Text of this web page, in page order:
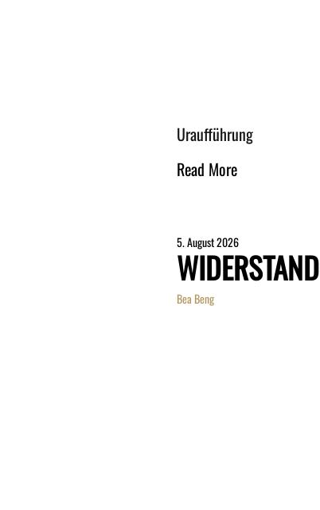
Uraufführung
Read More
5. August 2026
WIDERSTAND
Bea Beng